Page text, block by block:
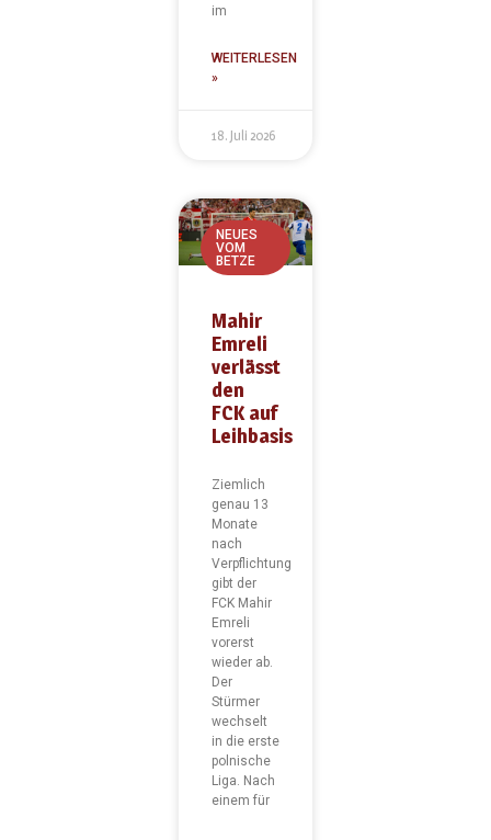
im
WEITERLESEN
»
18. Juli 2026
NEUES
VOM
BETZE
Mahir
Emreli
verlässt
den
FCK auf
Leihbasis
Ziemlich
genau 13
Monate
nach
Verpflichtung
gibt der
FCK Mahir
Emreli
vorerst
wieder ab.
Der
Stürmer
wechselt
in die erste
polnische
Liga. Nach
einem für